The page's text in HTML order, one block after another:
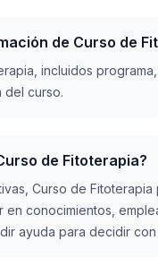
de Curso de
incluidos
del curso.
de Fitoterapia?
Curso de
conocimientos,
ayuda para decidir con